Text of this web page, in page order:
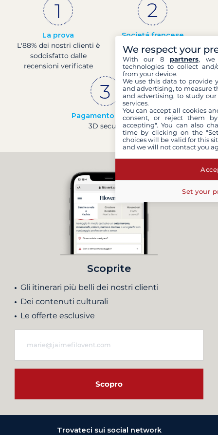
La prova
L'88% dei nostri clienti è
soddisfatto dalle
recensioni verificate
Societá francese
Finanza solida con un
rating di 4 presso la
Banque de France
Pagamento sicuro
3D secure
Scoprite
Gli itinerari più belli dei nostri clienti
Dei contenuti culturali
Le offerte esclusive
Scopro
Trovateci sui social network
We respect your
With our 8 partners, we
technologies to collect
from your device.
We use this data to provide
and advertising, to measure
and advertising, to study
services.
You can accept all cookies
consent, or reject them
accepting". You can also
time by clicking on the
choices will be valid for this
and we will not contact you
Set your